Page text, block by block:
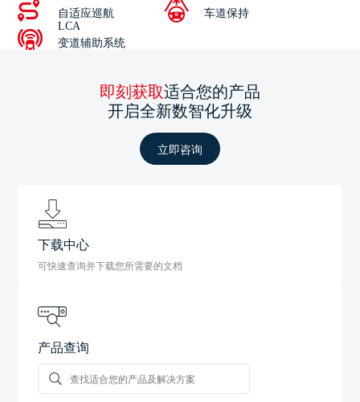
自适应巡航
车道保持
LCA
变道辅助系统
即刻获取适合您的产品
开启全新数智化升级
立即咨询
下载中心
可快速查询并下载您所需要的文档
产品查询